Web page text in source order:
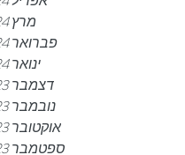
מרץ 2024
פברואר 2024
ינואר 2024
דצמבר 2023
נובמבר 2023
אוקטובר 2023
ספטמבר 2023